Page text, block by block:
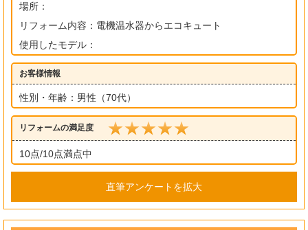
場所：
リフォーム内容：電機温水器からエコキュート
使用したモデル：
お客様情報
性別・年齢：男性（70代）
リフォームの満足度
10点/10点満点中
直筆アンケートを拡大